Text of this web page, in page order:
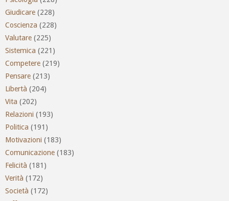
Giudicare (228)
Coscienza (228)
Valutare (225)
Sistemica (221)
Competere (219)
Pensare (213)
Libertà (204)
Vita (202)
Relazioni (193)
Politica (191)
Motivazioni (183)
Comunicazione (183)
Felicità (181)
Verità (172)
Società (172)